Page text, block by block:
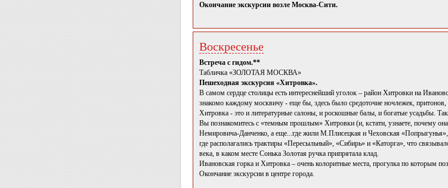
Окончание экскурсии возле Москва-Сити.
Воскресенье
Встреча с гидом.**
Табличка «ЗОЛОТАЯ МОСКВА»
Пешеходная экскурсия «Хитровка».
В самом сердце столицы есть интереснейший уголок – район Хитровки на
знакомо каждому москвичу - еще бы, здесь было средоточие ночлежек,
Хитровка - это и литературные салоны, и роскошные балы, и богатые усадьбы.
Вы познакомитесь с «темным прошлым» Хитровки (и, кстати, узнаете, почему
Немировича-Данченко, а еще...где жили М.Плисецкая и Чеховская «Попрыгунья»,
где располагались трактиры «Пересыльный», «Сибирь» и «Каторга», что
века, в каком месте Сонька Золотая ручка припрятала клад.
Ивановская горка и Хитровка – очень колоритные места, прогулка по которым
Окончание экскурсии в центре города.